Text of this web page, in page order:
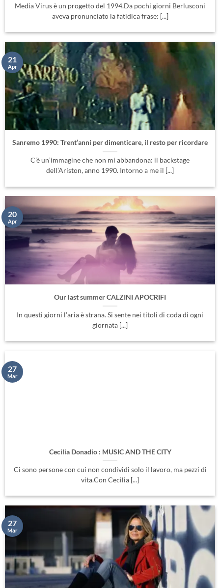
Media Virus è un progetto del 1994.Da pochi giorni Berlusconi
aveva pronunciato la fatidica frase: [...]
Sanremo 1990: Trent’anni per dimenticare, il resto per ricordare
C’è un’immagine che non mi abbandona: il backstage
dell’Ariston, anno 1990. Intorno a me il [...]
21
Apr
Our last summer CALZINI APOCRIFI
In questi giorni l’aria è strana. Si sente nei titoli di coda di ogni
giornata [...]
20
Apr
Cecilia Donadio : MUSIC AND THE CITY
Ci sono persone con cui non condividi solo il lavoro, ma pezzi di
vita.Con Cecilia [...]
27
Mar
27
Mar